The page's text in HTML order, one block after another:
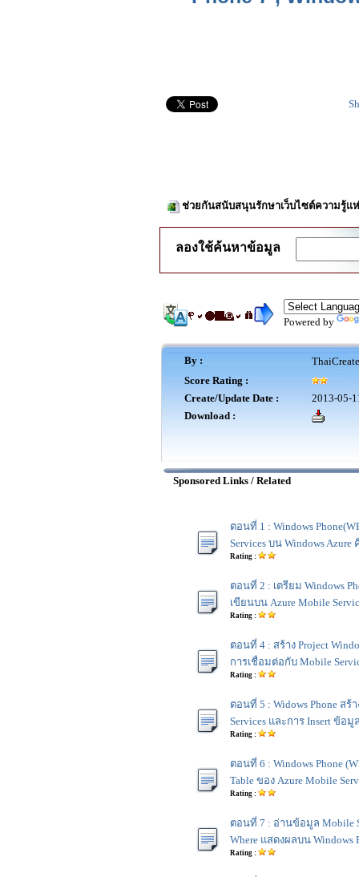
ช่วยกันสนับสนุนรักษาเว็บไซต์ความรู้แ
ลองใช้ค้นหาข้อมูล
Powered by
By :
Score Rating :
Create/Update Date :
2013-05-
Download :
Sponsored Links / Related
ตอนที่ 1 : Windows
Services บน Windows Azure
Rating :
ตอนที่ 2 : เตรียม Windows
เขียนบน Azure Mobile
Rating :
ตอนที่ 4 : สร้าง Project
การเชื่อมต่อกับ Mobile
Rating :
ตอนที่ 5 : Widows Phone สร้
Services และการ Insert ข้อมู
Rating :
ตอนที่ 6 : Windows Phone
Table ของ Azure Mobile
Rating :
ตอนที่ 7 : อ่านข้อมูล Mobile
Where แสดงผลบน Windows
Rating :